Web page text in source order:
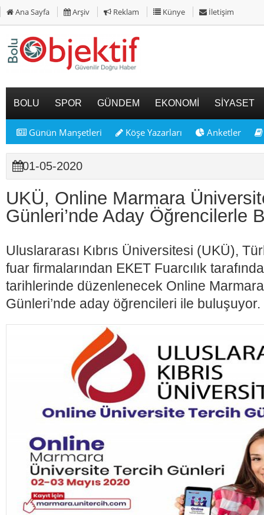
Ana Sayfa Arşiv Reklam Künye İletişim
BOLU SPOR GÜNDEM EKONOMİ SİYASET
Günün Manşetleri Köşe Yazarları Anketler
01-05-2020
UKÜ, Online Marmara
Günleri’nde Aday Öğrencilerle
Uluslararası Kıbrıs Üniversitesi (UKÜ),
fuar firmalarından EKET Fuarcılık
tarihlerinde düzenlenecek Online
Günleri’nde aday öğrencileri ile buluşuyor.